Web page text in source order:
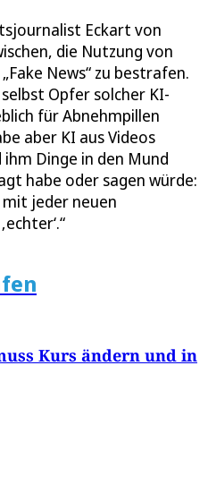
Eckart von
die Nutzung von
News“ zu bestrafen.
Opfer solcher KI-
für Abnehmpillen
aber KI aus Videos
Dinge in den Mund
habe oder sagen würde:
mit jeder neuen
Kurs ändern und in